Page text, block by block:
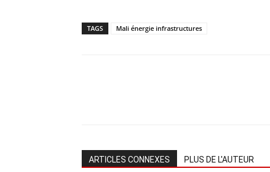
TAGS Mali énergie infrastructures
ARTICLES CONNEXES PLUS DE L'AUTEUR